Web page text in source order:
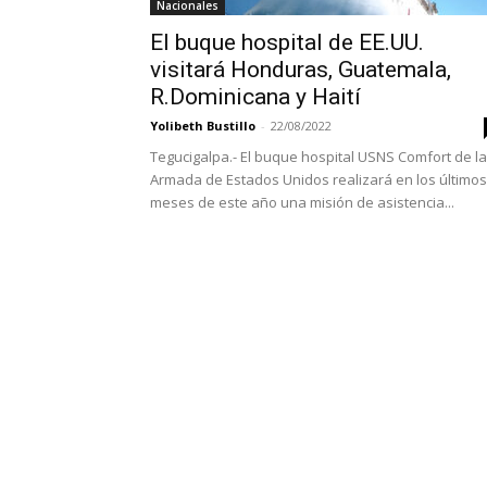
Nacionales
El buque hospital de EE.UU.
visitará Honduras, Guatemala,
R.Dominicana y Haití
Yolibeth Bustillo - 22/08/2022
Tegucigalpa.- El buque hospital USNS Comfort de la
Armada de Estados Unidos realizará en los últimos
meses de este año una misión de asistencia...